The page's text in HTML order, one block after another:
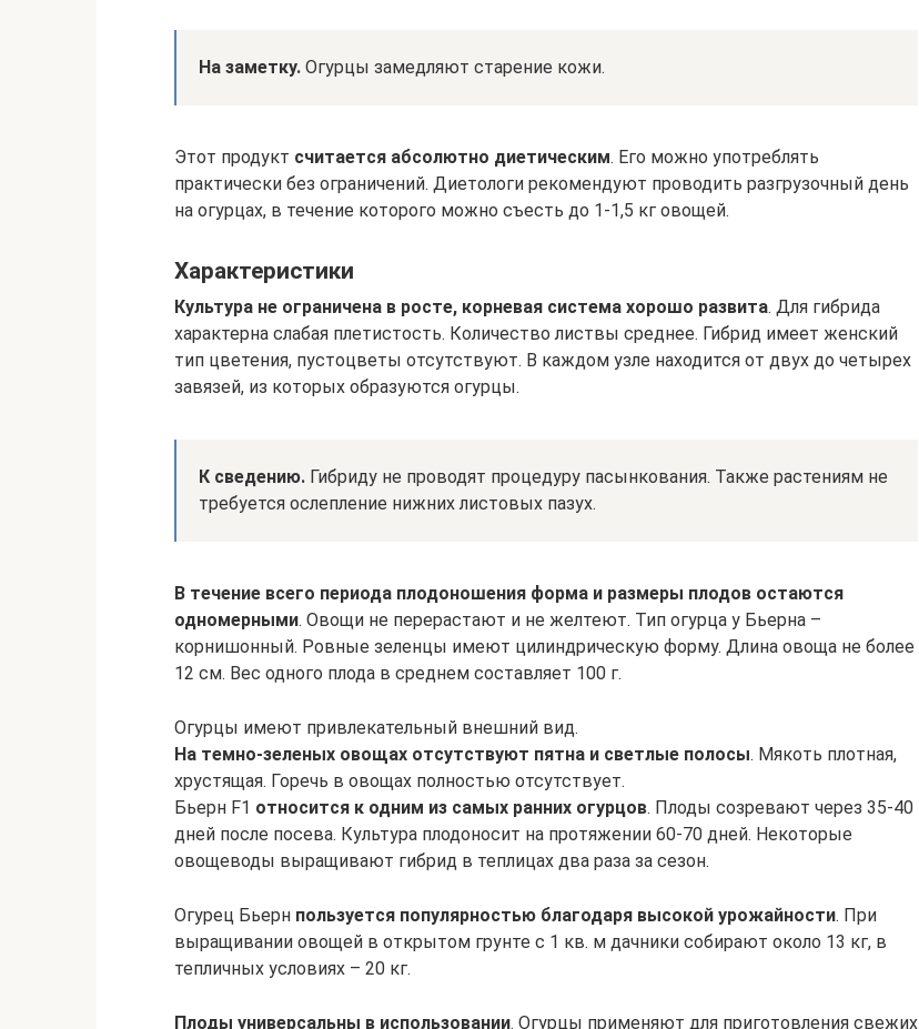
На заметку. Огурцы замедляют старение кожи.
Этот продукт считается абсолютно диетическим. Его можно употреблять
практически без ограничений. Диетологи рекомендуют проводить разгрузочный день
на огурцах, в течение которого можно съесть до 1-1,5 кг овощей.
Характеристики
Культура не ограничена в росте, корневая система хорошо развита. Для гибрида
характерна слабая плетистость. Количество листвы среднее. Гибрид имеет женский
тип цветения, пустоцветы отсутствуют. В каждом узле находится от двух до четырех
завязей, из которых образуются огурцы.
К сведению. Гибриду не проводят процедуру пасынкования. Также растениям не
требуется ослепление нижних листовых пазух.
В течение всего периода плодоношения форма и размеры плодов остаются
одномерными. Овощи не перерастают и не желтеют. Тип огурца у Бьерна –
корнишонный. Ровные зеленцы имеют цилиндрическую форму. Длина овоща не более
12 см. Вес одного плода в среднем составляет 100 г.
Огурцы имеют привлекательный внешний вид.
На темно-зеленых овощах отсутствуют пятна и светлые полосы. Мякоть плотная,
хрустящая. Горечь в овощах полностью отсутствует.
Бьерн F1 относится к одним из самых ранних огурцов. Плоды созревают через 35-40
дней после посева. Культура плодоносит на протяжении 60-70 дней. Некоторые
овощеводы выращивают гибрид в теплицах два раза за сезон.
Огурец Бьерн пользуется популярностью благодаря высокой урожайности. При
выращивании овощей в открытом грунте с 1 кв. м дачники собирают около 13 кг, в
тепличных условиях – 20 кг.
Плоды универсальны в использовании. Огурцы применяют для приготовления свежих